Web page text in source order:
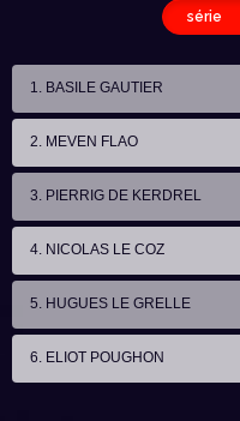
série
1. BASILE GAUTIER
2. MEVEN FLAO
3. PIERRIG DE KERDREL
4. NICOLAS LE COZ
5. HUGUES LE GRELLE
6. ELIOT POUGHON